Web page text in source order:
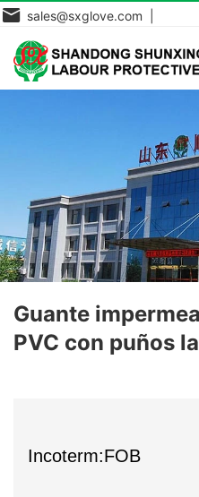
sales@sxglove.com |
Guante
PVC con puños
Incoterm:FOB